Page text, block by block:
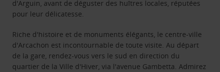
d'Arguin, avant de déguster des huîtres locales, réputées
pour leur délicatesse.
Riche d'histoire et de monuments élégants, le centre-ville
d'Arcachon est incontournable de toute visite. Au départ
de la gare, rendez-vous vers le sud en direction du
quartier de la Ville d'Hiver, via l'avenue Gambetta. Admirez